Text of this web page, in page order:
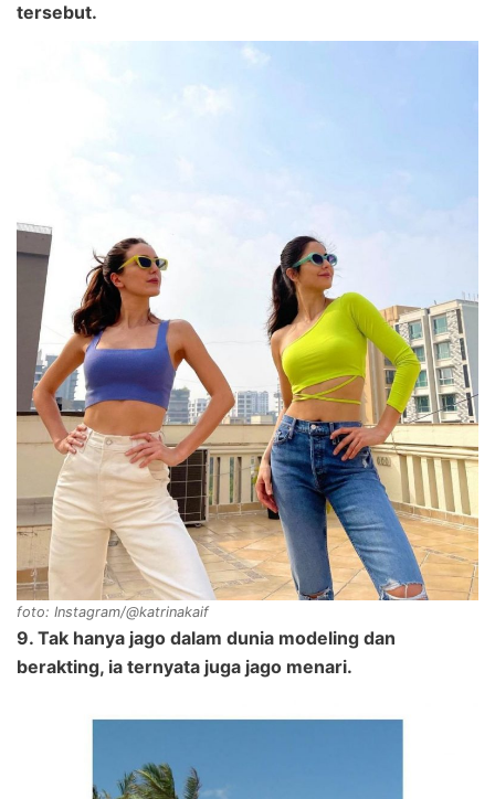
tersebut.
foto: Instagram/@katrinakaif
9. Tak hanya jago dalam dunia modeling dan
berakting, ia ternyata juga jago menari.